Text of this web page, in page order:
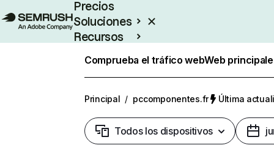
Precios
Soluciones
Recursos
Comprueba el tráfico webWeb
Principal / pccomponentes.fr Última
Todos los dispositivos